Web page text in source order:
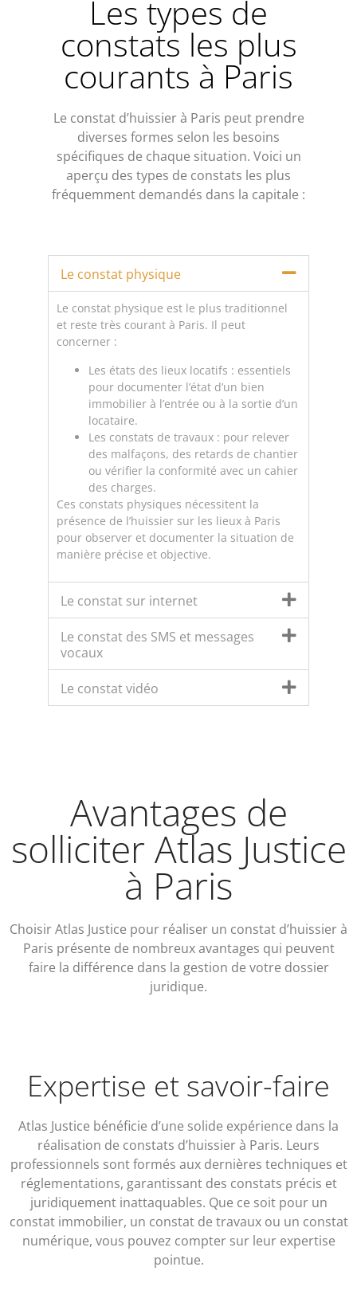
Les types de
constats les plus
courants à Paris
Le constat d’huissier à Paris peut prendre
diverses formes selon les besoins
spécifiques de chaque situation. Voici un
aperçu des types de constats les plus
fréquemment demandés dans la capitale :
Le constat physique
Le constat physique est le plus traditionnel
et reste très courant à Paris. Il peut
concerner :
Les états des lieux locatifs : essentiels
pour documenter l’état d’un bien
immobilier à l’entrée ou à la sortie d’un
locataire.
Les constats de travaux : pour relever
des malfaçons, des retards de chantier
ou vérifier la conformité avec un cahier
des charges.
Ces constats physiques nécessitent la
présence de l’huissier sur les lieux à Paris
pour observer et documenter la situation de
manière précise et objective.
Le constat sur internet
Le constat des SMS et messages
vocaux
Le constat vidéo
Avantages de
solliciter Atlas Justice
à Paris
Choisir Atlas Justice pour réaliser un constat d’huissier à
Paris présente de nombreux avantages qui peuvent
faire la différence dans la gestion de votre dossier
juridique.
Expertise et savoir-faire
Atlas Justice bénéficie d’une solide expérience dans la
réalisation de constats d’huissier à Paris. Leurs
professionnels sont formés aux dernières techniques et
réglementations, garantissant des constats précis et
juridiquement inattaquables. Que ce soit pour un
constat immobilier, un constat de travaux ou un constat
numérique, vous pouvez compter sur leur expertise
pointue.